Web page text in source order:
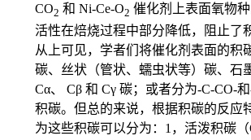
CO2 和 Ni-Ce-O2 催化剂上表面氧物
活性在焙烧过程中部分降低，阻止了
从上可见，学者们将催化剂表面的积
碳、丝状（管状、蠕虫状等）碳、石
Cα、 Cβ 和 Cγ 碳；或者分为-C-CO-
积碳。但总的来说，根据积碳的反应
为这些积碳可以分为：1，活泼积碳